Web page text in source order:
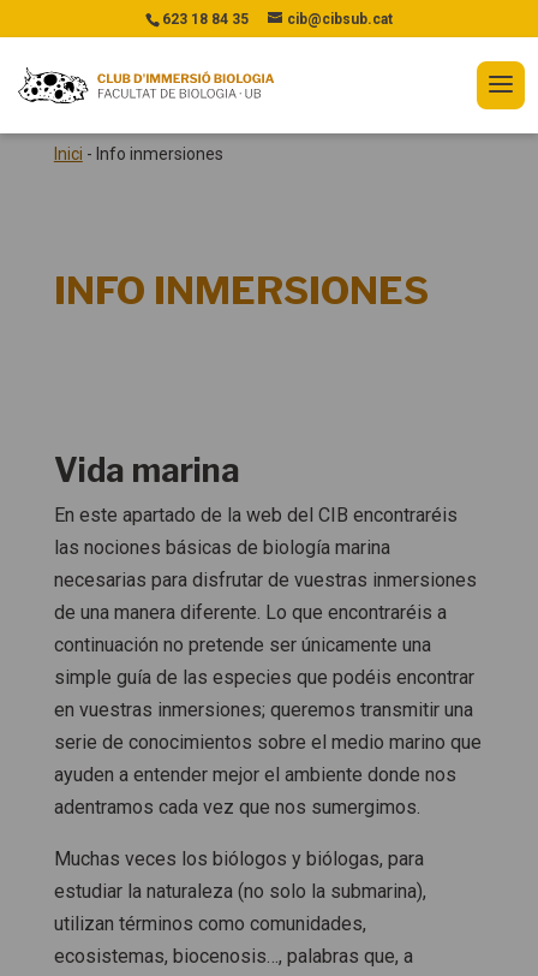
623 18 84 35 cib@cibsub.cat
Inici - Info inmersiones
INFO INMERSIONES
Vida marina
En este apartado de la web del CIB encontraréis
las nociones básicas de biología marina
necesarias para disfrutar de vuestras inmersiones
de una manera diferente. Lo que encontraréis a
continuación no pretende ser únicamente una
simple guía de las especies que podéis encontrar
en vuestras inmersiones; queremos transmitir una
serie de conocimientos sobre el medio marino que
ayuden a entender mejor el ambiente donde nos
adentramos cada vez que nos sumergimos.
Muchas veces los biólogos y biólogas, para
estudiar la naturaleza (no solo la submarina),
utilizan términos como comunidades,
ecosistemas, biocenosis…, palabras que, a